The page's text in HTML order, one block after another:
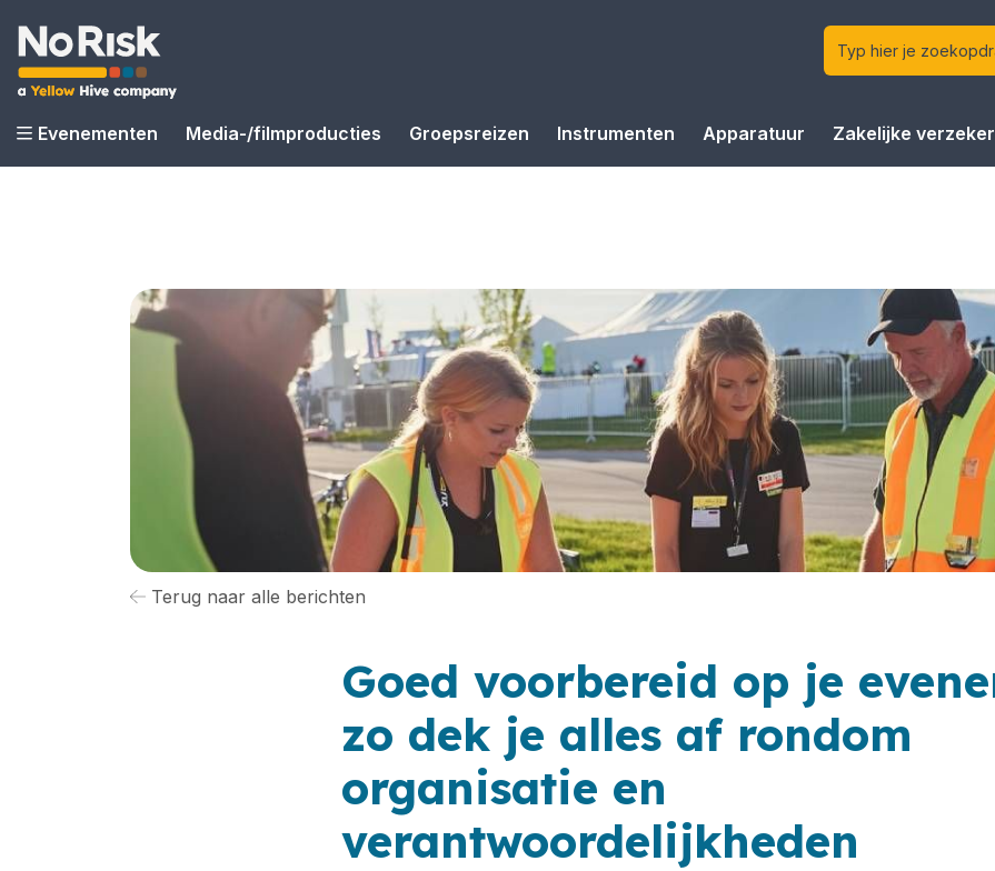
Evenementen Media-/filmproducties Groepsreizen Instrumenten Apparatuur Zakelijke
Terug naar alle berichten
Goed voorbereid op je
zo dek je alles af rondom
organisatie en
verantwoordelijkheden